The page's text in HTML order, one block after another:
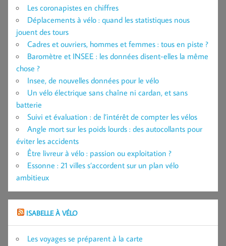
Les coronapistes en chiffres
Déplacements à vélo : quand les statistiques nous
jouent des tours
Cadres et ouvriers, hommes et femmes : tous en piste ?
Baromètre et INSEE : les données disent-elles la même
chose ?
Insee, de nouvelles données pour le vélo
Un vélo électrique sans chaîne ni cardan, et sans
batterie
Suivi et évaluation : de l’intérêt de compter les vélos
Angle mort sur les poids lourds : des autocollants pour
éviter les accidents
Être livreur à vélo : passion ou exploitation ?
Essonne : 21 villes s’accordent sur un plan vélo
ambitieux
ISABELLE À VÉLO
Les voyages se préparent à la carte